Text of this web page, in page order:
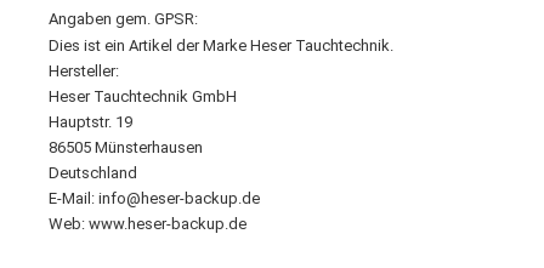
Angaben gem. GPSR:
Dies ist ein Artikel der Marke Heser Tauchtechnik.
Hersteller:
Heser Tauchtechnik GmbH
Hauptstr. 19
86505 Münsterhausen
Deutschland
E-Mail: info@heser-backup.de
Web: www.heser-backup.de